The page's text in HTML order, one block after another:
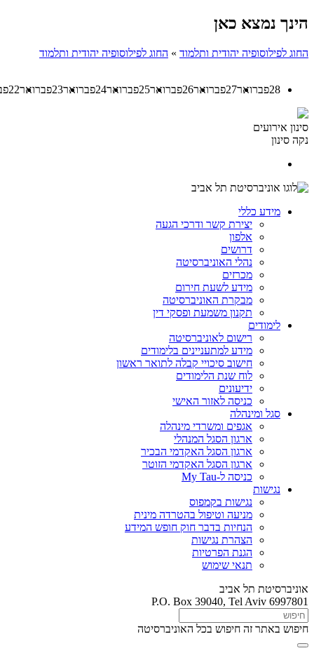
הינך נמצא כאן
החוג לפילוסופיה יהודית ותלמוד » החוג לפילוסופיה יהודית ותלמוד
28פברואר27פברואר26פברואר25פברואר24פברואר23פברואר22
סינון אירועים
נקה סינון
מידע כללי
יצירת קשר ודרכי הגעה
אלפון
דרושים
נהלי האוניברסיטה
מכרזים
מידע לשעת חירום
מבקרת האוניברסיטה
תקנון משמעת ופסקי דין
לימודים
רישום לאוניברסיטה
מידע למתעניינים בלימודים
חישוב סיכויי קבלה לתואר ראשון
לוח שנת הלימודים
ידיעונים
כניסה לאזור האישי
סגל ומינהלה
אגפים ומשרדי מינהלה
ארגון הסגל המנהלי
ארגון הסגל האקדמי הבכיר
ארגון הסגל האקדמי הזוטר
כניסה ל-My Tau
נגישות
נגישות בקמפוס
מניעה וטיפול בהטרדה מינית
הנחיות בדבר חוק חופש המידע
הצהרת נגישות
הגנת הפרטיות
תנאי שימוש
אוניברסיטת תל אביב
P.O. Box 39040, Tel Aviv 6997801
חיפוש באתר זה חיפוש בכל האוניברסיטה